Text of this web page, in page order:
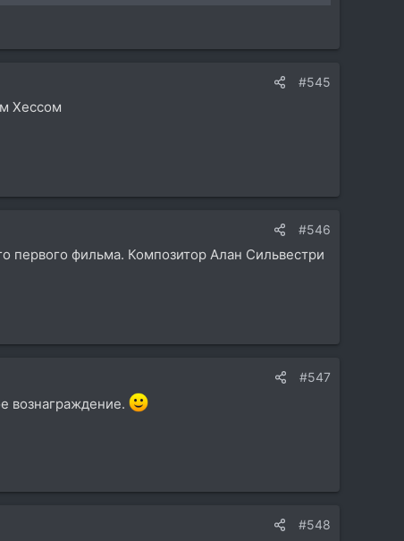
#545
Хессом
#546
первого фильма. Композитор Алан Сильвестри
#547
вознаграждение.
#548